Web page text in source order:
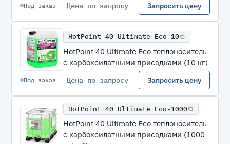
Под заказ Цена по запросу Запросить цену
HotPoint 40 Ultimate Eco-10
HotPoint 40 Ultimate Eco теплоноситель
с карбоксилатными присадками (10 кг)
Под заказ Цена по запросу Запросить цену
HotPoint 40 Ultimate Eco-1000
HotPoint 40 Ultimate Eco теплоноситель
с карбоксилатными присадками (1000